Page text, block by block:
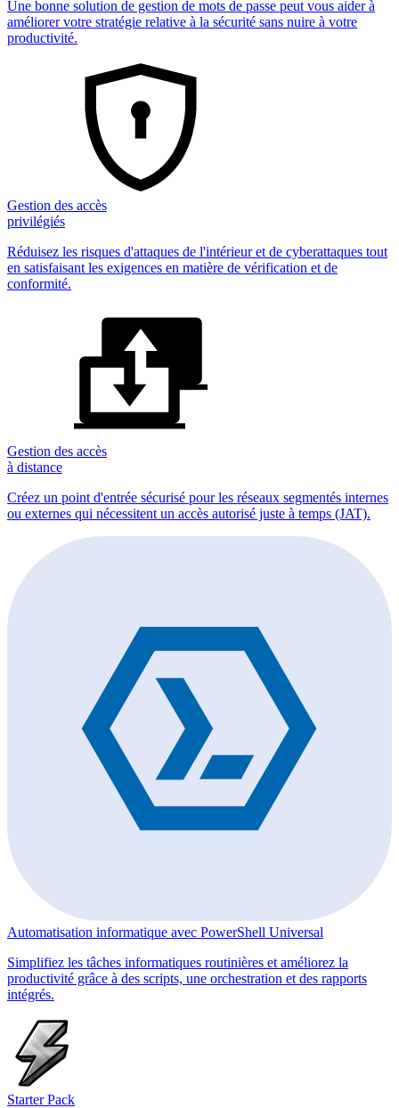
Une bonne solution de gestion de mots de passe peut vous aider à
améliorer votre stratégie relative à la sécurité sans nuire à votre
productivité.
Gestion des accès
privilégiés
Réduisez les risques d'attaques de l'intérieur et de cyberattaques tout
en satisfaisant les exigences en matière de vérification et de
conformité.
Gestion des accès
à distance
Créez un point d'entrée sécurisé pour les réseaux segmentés internes
ou externes qui nécessitent un accès autorisé juste à temps (JAT).
Automatisation informatique avec PowerShell Universal
Simplifiez les tâches informatiques routinières et améliorez la
productivité grâce à des scripts, une orchestration et des rapports
intégrés.
Starter Pack